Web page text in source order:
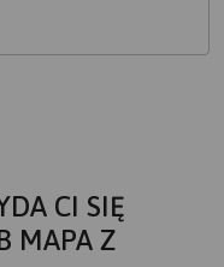
CI SIĘ
MAPA Z